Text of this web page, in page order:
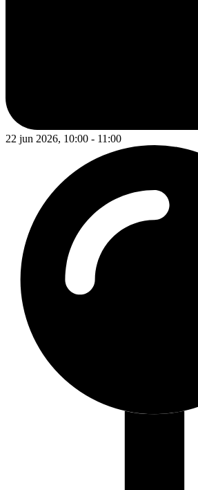
22 jun 2026, 10:00 - 11:00